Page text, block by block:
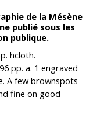
de la Mésène
publié sous les
publique.
hcloth.
pp. a. 1 engraved
A few brownspots
fine on good